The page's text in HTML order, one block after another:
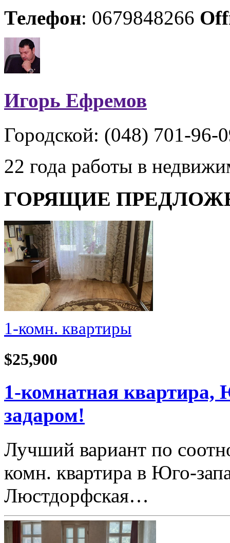
Телефон: 0679848266
Игорь Ефремов
Городской: (048) 701-96-
22 года работы в
ГОРЯЩИЕ
1-комн. квартиры
$25,900
1-комнатная
задаром!
Лучший вариант по
комн. квартира в Юго-
Люстдорфская…